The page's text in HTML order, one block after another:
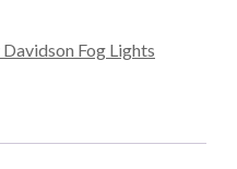
Fog Lights